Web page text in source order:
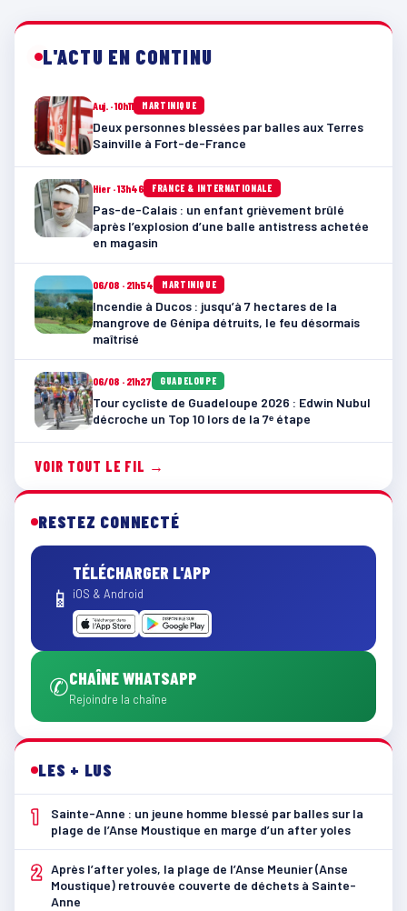
L'ACTU EN CONTINU
Auj. · 10h11 MARTINIQUE
Deux personnes blessées par balles aux Terres
Sainville à Fort-de-France
Hier · 13h46 FRANCE & INTERNATIONALE
Pas-de-Calais : un enfant grièvement brûlé
après l’explosion d’une balle antistress achetée
en magasin
06/08 · 21h54 MARTINIQUE
Incendie à Ducos : jusqu’à 7 hectares de la
mangrove de Génipa détruits, le feu désormais
maîtrisé
06/08 · 21h27 GUADELOUPE
Tour cycliste de Guadeloupe 2026 : Edwin Nubul
décroche un Top 10 lors de la 7ᵉ étape
VOIR TOUT LE FIL →
RESTEZ CONNECTÉ
📱
TÉLÉCHARGER L'APP
iOS & Android
✆CHAÎNE WHATSAPP
Rejoindre la chaîne
LES + LUS
1
Sainte-Anne : un jeune homme blessé par balles sur la
plage de l’Anse Moustique en marge d’un after yoles
2 Après l’after yoles, la plage de l’Anse Meunier (Anse
Moustique) retrouvée couverte de déchets à Sainte-
Anne